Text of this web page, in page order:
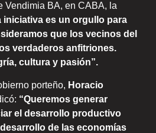
Vendimia BA, en CABA, la
iniciativa es un orgullo para
que los vecinos del
verdaderos anfitriones.
cultura y pasión”.
porteño, Horacio
“Queremos generar
el desarrollo productivo
de las economías